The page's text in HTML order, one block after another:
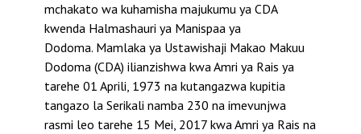
mchakato wa kuhamisha majukumu ya CDA
kwenda Halmashauri ya Manispaa ya
Dodoma. Mamlaka ya Ustawishaji Makao Makuu
Dodoma (CDA) ilianzishwa kwa Amri ya Rais ya
tarehe 01 Aprili, 1973 na kutangazwa kupitia
tangazo la Serikali namba 230 na imevunjwa
rasmi leo tarehe 15 Mei, 2017 kwa Amri ya Rais na